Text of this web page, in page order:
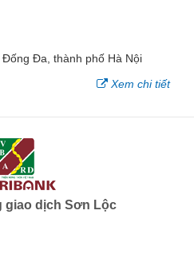
Đa, thành phố Hà Nội
Xem chi tiết
giao dịch Sơn Lộc